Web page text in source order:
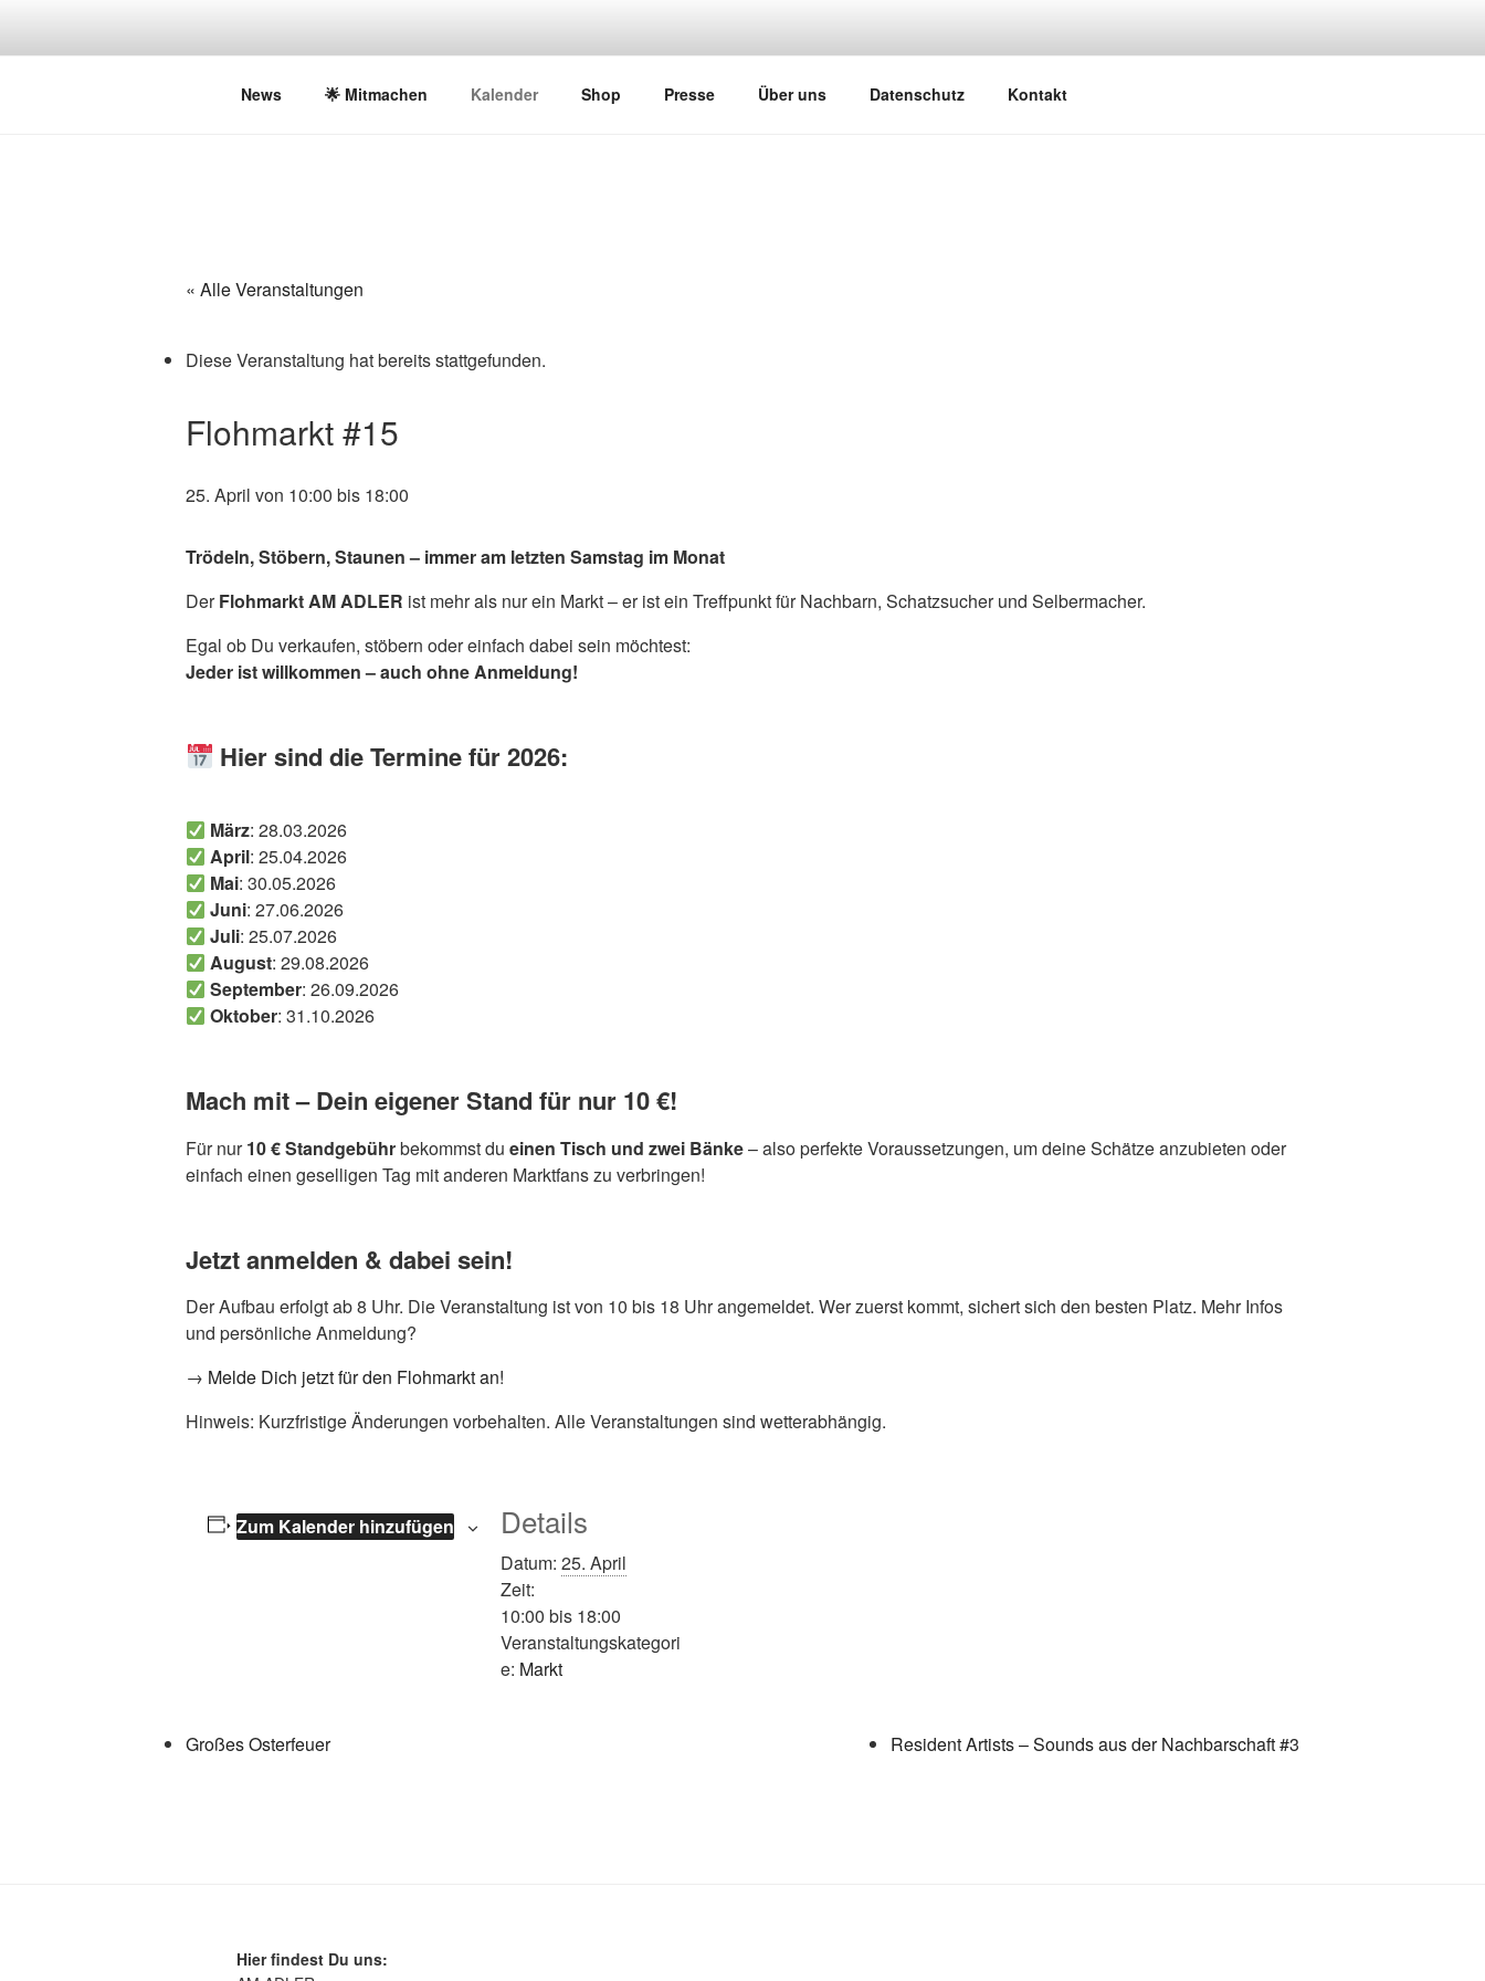
AM ADLER
Initiative für sozialen Stadtraum & Kommunikation
News 🌟 Mitmachen Kalender Shop Presse Über uns Datenschutz Kontakt
« Alle Veranstaltungen
Diese Veranstaltung hat bereits stattgefunden.
Flohmarkt #15
25. April von 10:00 bis 18:00
Trödeln, Stöbern, Staunen – immer am letzten Samstag im Monat
DerFlohmarkt AM ADLER ist mehr als nur ein Markt – er ist ein Treffpunkt für Nachbarn, Schatzsucher und Selbermacher.
Egal ob Du verkaufen, stöbern oder einfach dabei sein möchtest:
Jeder ist willkommen – auch ohne Anmeldung!
Hier sind die Termine für 2026:
März: 28.03.2026
April: 25.04.2026
Mai: 30.05.2026
Juni: 27.06.2026
Juli: 25.07.2026
August: 29.08.2026
September: 26.09.2026
Oktober: 31.10.2026
Mach mit – Dein eigener Stand für nur 10 €!
Für nur10 € Standgebührbekommst du einen Tisch und zwei Bänke– also perfekte Voraussetzungen, um deine Schätze anzubieten oder
einfach einen geselligen Tag mit anderen Marktfans zu verbringen!
Jetzt anmelden & dabei sein!
Der Aufbau erfolgt ab 8 Uhr. Die Veranstaltung ist von 10 bis 18 Uhr angemeldet. Wer zuerst kommt, sichert sich den besten Platz. Mehr Infos
und persönliche Anmeldung?
→ Melde Dich jetzt für den Flohmarkt an!
Hinweis: Kurzfristige Änderungen vorbehalten. Alle Veranstaltungen sind wetterabhängig.
Zum Kalender hinzufügen Details
Datum: 25. April
Zeit:
10:00 bis 18:00
Veranstaltungskategori
e: Markt
Großes Osterfeuer Resident Artists – Sounds aus der Nachbarschaft #3
Hier findest Du uns: